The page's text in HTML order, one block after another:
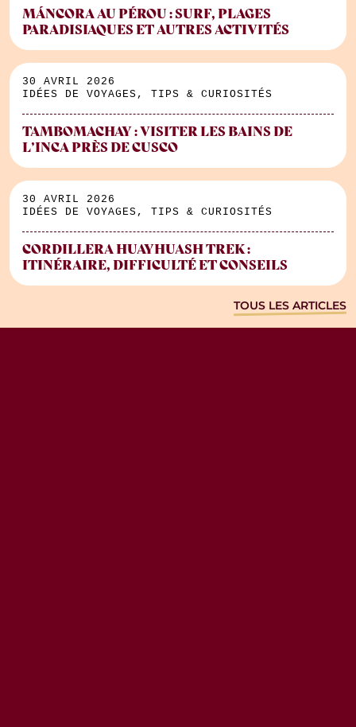
TOUS LES ARTICLES
MÁNCORA AU PÉROU : SURF, PLAGES
PARADISIAQUES ET AUTRES ACTIVITÉS
30 AVRIL 2026
IDÉES DE VOYAGES, TIPS & CURIOSITÉS
TAMBOMACHAY : VISITER LES BAINS DE
L’INCA PRÈS DE CUSCO
30 AVRIL 2026
IDÉES DE VOYAGES, TIPS & CURIOSITÉS
CORDILLERA HUAYHUASH TREK :
ITINÉRAIRE, DIFFICULTÉ ET CONSEILS